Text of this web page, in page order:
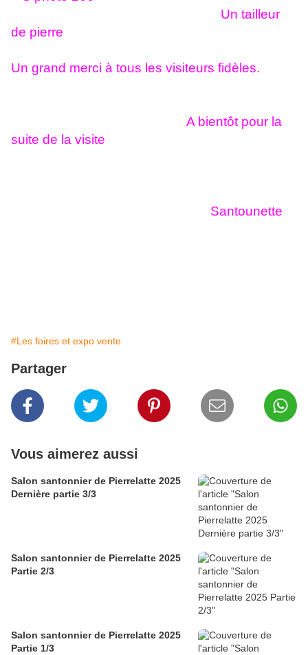
Un tailleur
de pierre
Un grand merci à tous les visiteurs fidèles.
A bientôt pour la
suite de la visite
Santounette
#Les foires et expo vente
Partager
Vous aimerez aussi
Salon santonnier de Pierrelatte 2025
Dernière partie 3/3
Salon santonnier de Pierrelatte 2025
Partie 2/3
Salon santonnier de Pierrelatte 2025
Partie 1/3